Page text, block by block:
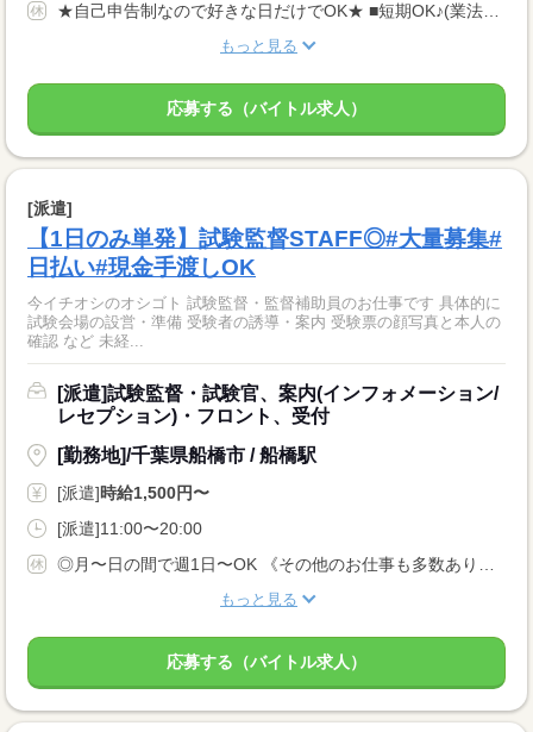
もっと見る
応募する（バイトル求人）
[派遣]
【1日のみ単発】試験監督STAFF◎#大量募集#
日払い#現金手渡しOK
今イチオシのオシゴト 試験監督・監督補助員のお仕事です 具体的に
試験会場の設営・準備 受験者の誘導・案内 受験票の顔写真と本人の
確認 など 未経...
[派遣]試験監督・試験官、案内(インフォメーション/
レセプション)・フロント、受付
[勤務地]/千葉県船橋市 / 船橋駅
[派遣]時給1,500円〜
[派遣]11:00〜20:00
もっと見る
応募する（バイトル求人）